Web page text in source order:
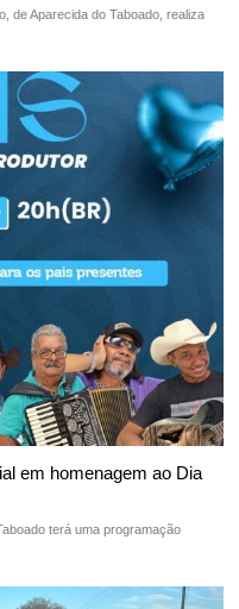
de Aparecida do Taboado, realiza
em homenagem ao Dia
terá uma programação